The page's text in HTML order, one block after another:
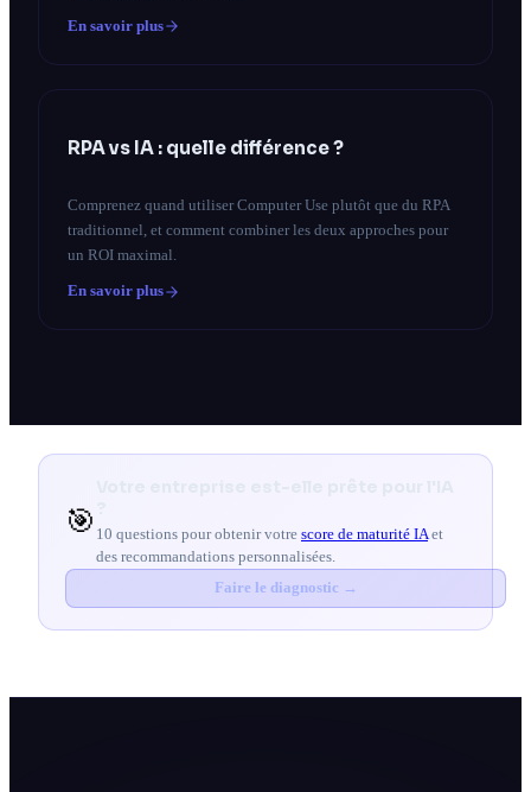
En savoir plus
RPA vs IA : quelle différence ?
Comprenez quand utiliser Computer Use plutôt que du RPA
traditionnel, et comment combiner les deux approches pour
un ROI maximal.
En savoir plus
🎯 10 questions pour obtenir votre score de maturité IAet
des recommandations personnalisées.
Faire le diagnostic →